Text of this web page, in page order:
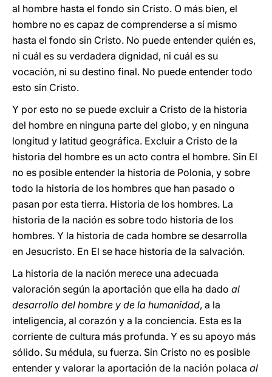
al hombre hasta el fondo sin Cristo. O más bien, el
hombre no es capaz de comprenderse a sí mismo
hasta el fondo sin Cristo. No puede entender quién es,
ni cuál es su verdadera dignidad, ni cuál es su
vocación, ni su destino final. No puede entender todo
esto sin Cristo.
Y por esto no se puede excluir a Cristo de la historia
del hombre en ninguna parte del globo, y en ninguna
longitud y latitud geográfica. Excluir a Cristo de la
historia del hombre es un acto contra el hombre. Sin El
no es posible entender la historia de Polonia, y sobre
todo la historia de los hombres que han pasado o
pasan por esta tierra. Historia de los hombres. La
historia de la nación es sobre todo historia de los
hombres. Y la historia de cada hombre se desarrolla
en Jesucristo. En El se hace historia de la salvación.
La historia de la nación merece una adecuada
valoración según la aportación que ella ha dado al
desarrollo del hombre y de la humanidad, a la
inteligencia, al corazón y a la conciencia. Esta es la
corriente de cultura más profunda. Y es su apoyo más
sólido. Su médula, su fuerza. Sin Cristo no es posible
entender y valorar la aportación de la nación polaca al